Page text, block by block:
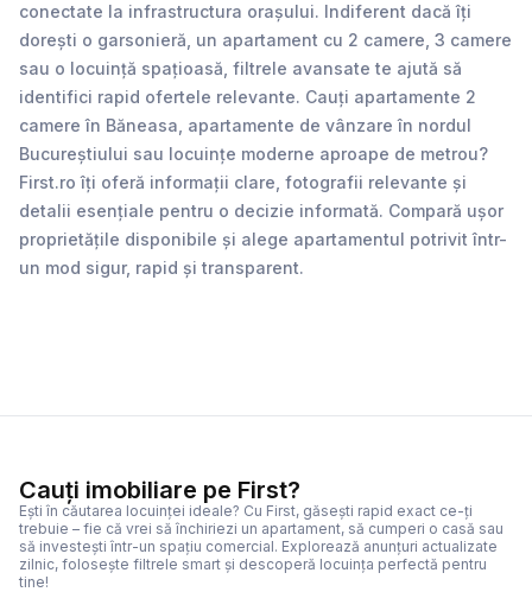
conectate la infrastructura orașului. Indiferent dacă îți
dorești o garsonieră, un apartament cu 2 camere, 3 camere
sau o locuință spațioasă, filtrele avansate te ajută să
identifici rapid ofertele relevante. Cauți apartamente 2
camere în Băneasa, apartamente de vânzare în nordul
Bucureștiului sau locuințe moderne aproape de metrou?
First.ro îți oferă informații clare, fotografii relevante și
detalii esențiale pentru o decizie informată. Compară ușor
proprietățile disponibile și alege apartamentul potrivit într-
un mod sigur, rapid și transparent.
Cauți imobiliare pe First?
Ești în căutarea locuinței ideale? Cu First, găsești rapid exact ce-ți
trebuie – fie că vrei să închiriezi un apartament, să cumperi o casă sau
să investești într-un spațiu comercial. Explorează anunțuri actualizate
zilnic, folosește filtrele smart și descoperă locuința perfectă pentru
tine!